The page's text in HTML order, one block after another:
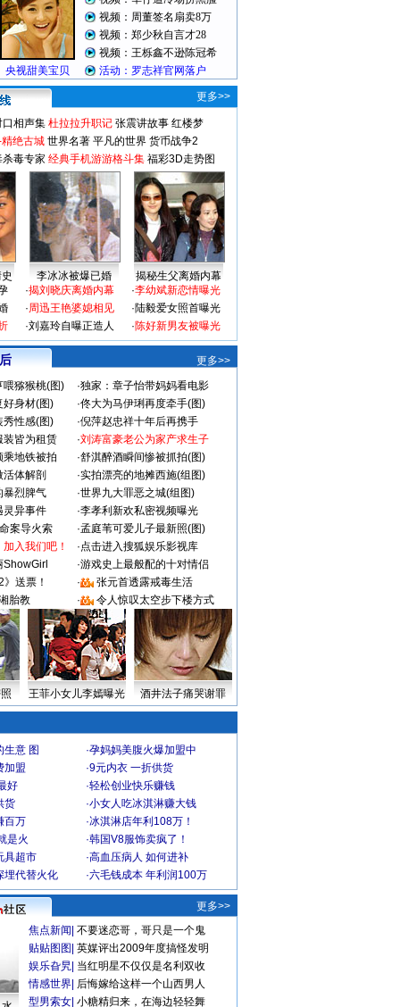
更多>>
口相声集 杜拉拉升职记 张震讲故事 红楼梦
绝古城 世界名著 平凡的世界 货币战争2
毒专家 经典手机游游格斗集 福彩3D走势图
李冰冰被爆已婚
揭秘生父离婚内幕
·揭刘晓庆离婚内幕
·周迅王艳婆媳相见
·刘嘉玲自曝正造人
·李幼斌新恋情曝光
·陆毅爱女照首曝光
·陈好新男友被曝光
更多>>
喂猕猴桃(图)
·独家：章子怡带妈妈看电影
好身材(图)
·佟大为马伊琍再度牵手(图)
秀性感(图)
·倪萍赵忠祥十年后再携手
装皆为租赁
·刘涛富豪老公为家产求生子
乘地铁被拍
·舒淇醉酒瞬间惨被抓拍(图)
体解剖
·实拍漂亮的地摊西施(组图)
暴烈脾气
·世界九大罪恶之城(组图)
灵异事件
·李孝利新欢私密视频曝光
案导火索
·孟庭苇可爱儿子最新照(图)
入我们吧！
·点击进入搜狐娱乐影视库
·游戏史上最般配的十对情侣
送票！
·
张元首透露戒毒生活
胎教
· 令人惊叹太空步下楼方式
王菲小女儿李嫣曝光 酒井法子痛哭谢罪
生意 图 ·孕妈妈美腹火爆加盟中
加盟
·9元内衣 一折供货
好
·轻松创业快乐赚钱
货
·小女人吃冰淇淋赚大钱
百万
·冰淇淋店年利108万！
是火
·韩国V8服饰卖疯了！
具超市
·高血压病人 如何进补
埋代替火化
·六毛钱成本 年利润100万
更多>>
焦点新闻 不要迷恋哥，哥只是一个鬼
贴贴图图 英媒评出2009年度搞怪发明
娱乐旮旯 当红明星不仅仅是名利双收
情感世界 后悔嫁给这样一个山西男人
型男索女 小糖精归来，在海边轻轻舞